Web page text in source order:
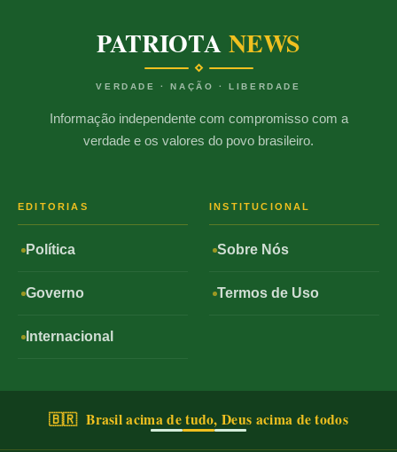
PATRIOTANEWS
VERDADE · NAÇÃO · LIBERDADE
Informação independente com compromisso com a
verdade e os valores do povo brasileiro.
EDITORIAS
Política
Governo
Internacional
INSTITUCIONAL
Sobre Nós
Termos de Uso
🇧🇷 Brasil acima de tudo, Deus acima de todos